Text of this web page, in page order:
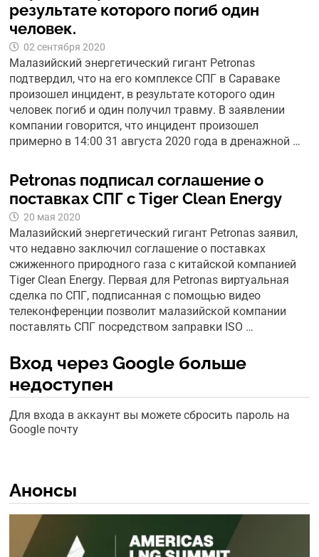
результате которого погиб один
человек.
02 сентября 2020
Малазийский энергетический гигант Petronas
подтвердил, что на его комплексе СПГ в Сараваке
произошел инцидент, в результате которого один
человек погиб и один получил травму. В заявлении
компании говорится, что инцидент произошел
примерно в 14:00 31 августа 2020 года в дренажной …
Petronas подписал соглашение о
поставках СПГ с Tiger Clean Energy
20 мая 2020
Малазийский энергетический гигант Petronas заявил,
что недавно заключил соглашение о поставках
сжиженного природного газа с китайской компанией
Tiger Clean Energy. Первая для Petronas виртуальная
сделка по СПГ, подписанная с помощью видео
телеконференции позволит малазийской компании
поставлять СПГ посредством заправки ISO …
Вход через Google больше
недоступен
Для входа в аккаунт вы можете сбросить пароль на
Google почту
Анонсы